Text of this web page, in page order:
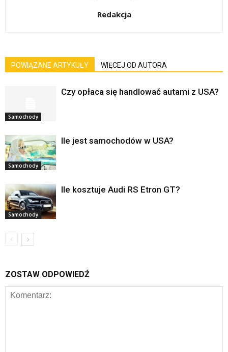
Redakcja
POWIĄZANE ARTYKUŁY WIĘCEJ OD AUTORA
Samochody
Czy opłaca się handlować autami z USA?
Samochody
Ile jest samochodów w USA?
Samochody
Ile kosztuje Audi RS Etron GT?
ZOSTAW ODPOWIEDŹ